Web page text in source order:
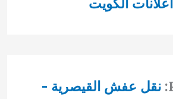
نقل عفش القيصرية -